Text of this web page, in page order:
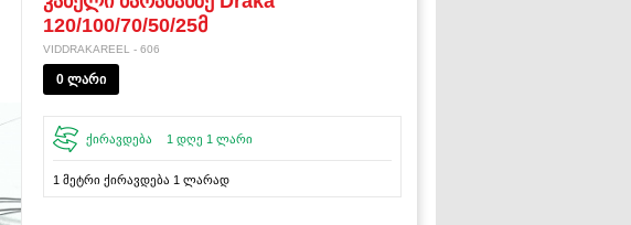
120/100/70/50/25მ
VIDDRAKAREEL - 606
0 ლარი
ქირავდება 1 დღე 1 ლარი
1 მეტრი ქირავდება 1 ლარად